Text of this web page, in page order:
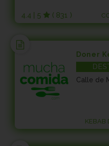
4.4 | 5 ( 831 )
Doner
Calle de
KEBAB